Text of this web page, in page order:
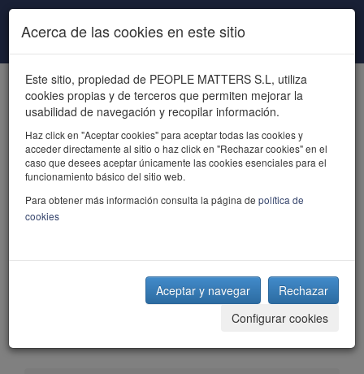
Pasar al contenido principal
powered by talent
Acerca de las cookies en este sitio
Este sitio, propiedad de PEOPLE MATTERS S.L, utiliza
cookies propias y de terceros que permiten mejorar la
usabilidad de navegación y recopilar información.
Haz click en "Aceptar cookies" para aceptar todas las cookies y
acceder directamente al sitio o haz click en "Rechazar cookies" en el
caso que desees aceptar únicamente las cookies esenciales para el
funcionamiento básico del sitio web.
Para obtener más información consulta la página de política de
cookies
Aceptar y navegar
Rechazar
Configurar cookies